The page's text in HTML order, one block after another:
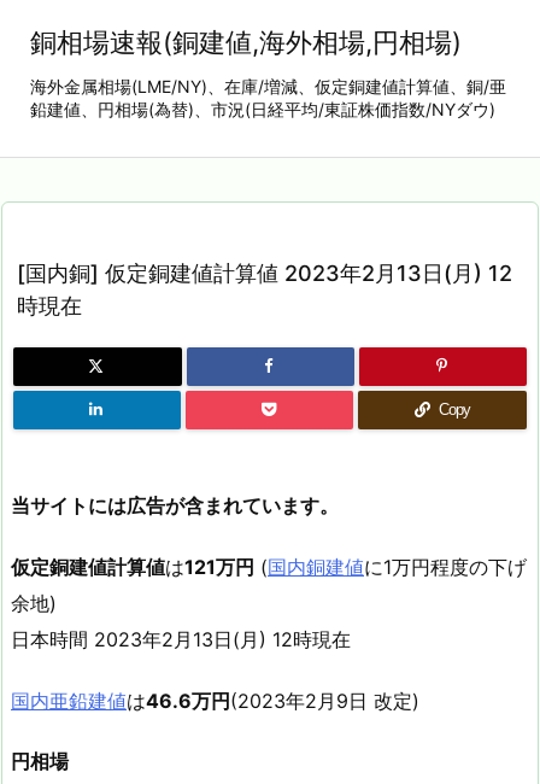
銅相場速報(銅建値,海外相場,円相場)
海外金属相場(LME/NY)、在庫/増減、仮定銅建値計算値、銅/亜
鉛建値、円相場(為替)、市況(日経平均/東証株価指数/NYダウ)
[国内銅] 仮定銅建値計算値 2023年2月13日(月) 12
時現在
Copy
当サイトには広告が含まれています。
仮定銅建値計算値は121万円 (国内銅建値に1万円程度の下げ
余地)
日本時間 2023年2月13日(月) 12時現在
国内亜鉛建値は46.6万円(2023年2月9日 改定)
円相場